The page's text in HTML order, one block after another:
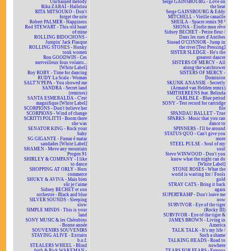
Unchained melody
Rika ZARAÏ - Hallelou
RITA MITSOUKO - Don't
forget the nite
Robert PALMER - Happiness
Rod STEWART - This old heart
of mine
ROLLING BIDOCHONS -
Jumpin' Jack Flasque
ROLLING STONES - Honky
tonk women
Ron GOODWIN - Ces
merveilleux fous volants...
[White Label]
Roy ROBY - Time for dancing
RUDY La Scala - Woman
SALT'N'PEPA - You showed me
SANDRA - Secret land
(remixes)
SANTA ESMERALDA - C'est
magnifique [White Label]
SCORPIONS - Don't believe her
SCORPIONS - Wind of change
SCRITTI POLITTI - Boom there
she was
SENATOR KING - Rock your
baby
SG GIGANTE - Fumar é matar
saudades [White Label]
SHAMEN - Move any mountain
Progen 91
SHIRLEY & COMPANY - I like
to dance
SHOPPING AT ORLY - Hors
commerce
SHUKY & AVIVA - Mais bien
sûr je t'aime
Sidney BECHET et son
orchestre - Black and blue
SILVER SOUNDS - Sleeping
slow
SIMPLE MINDS - This is your
land
SONY MUSIC & les Chérubins
- Bonne année
SOUVENIRS SOUVENIRS
STAYING ALIVE - Extraits
b.o.f.
STEALERS WHEEL - Blind
Serge GAINSBOURG - Love on
the beat
Serge GAINSBOURG & Eddy
MITCHELL - Vieille canaille
SHEILA - Spacer remix 98 ²
SHONA - Elodie mon rêve
Sidney BECHET - Petite fleur /
Dans les rues d'Antibes
Sinead O'CONNOR - Jump in
the river [Test Pressing]
SISTER SLEDGE - He's the
greatest dancer
SISTERS OF MERCY - All
along the watchtower
SISTERS OF MERCY -
Dominion
SKUNK ANANSIE - Secretly
(Armand van Helden remix)
SMITHEREENS feat. Belinda
CARLISLE - Blue period
SONY - Test record for cartridge
file
SPANDAU BALLET - True
SPARKS - Music that you can
dance to
SPINNERS - I'll be around
STATUS QUO - Can't give you
more
STEEL PULSE - Soul of my
soul
Steve WINWOOD - Don't you
know what the night can do
[White Label]
STONE ROSES - What the
world is waiting for / Fools
gold
STRAY CATS - Bring it back
again
SUPERTRAMP - Don't leave me
now
SURVIVOR - Eye of the tiger
(Rocky III)
SURVIVOR - Eye of the tiger &
JAMES BROWN - Living in
America
TALK TALK - It's my life /
Such a shame
TALKING HEADS - Road to
nowhere